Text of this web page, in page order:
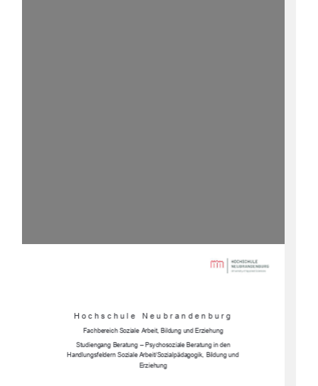
Hochschule Neubrandenburg
Fachbereich Soziale Arbeit, Bildung und Erziehung
Studiengang Beratung – Psychosoziale Beratung in den
Handlungsfeldern Soziale Arbeit/Sozialpädagogik,  Bildung und
Erziehung